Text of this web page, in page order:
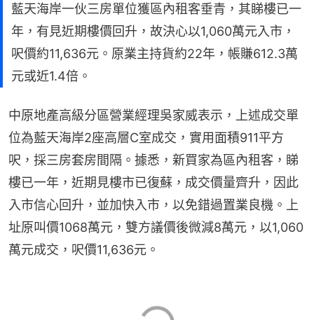
藍天海岸一伙三房單位獲區內租客垂青，其睇樓已一
年，有見近期樓價回升，故決心以1,060萬元入市，
呎價約11,636元。原業主持貨約22年，帳賺612.3萬
元或近1.4倍。
中原地產高級分區營業經理吳家威表示，上述成交單
位為藍天海岸2座高層C室成交，實用面積911平方
呎，採三房套房間隔。據悉，新買家為區內租客，睇
樓已一年，近期見樓市已復蘇，成交價量齊升，因此
入市信心回升，並加快入市，以免錯過置業良機。上
址原叫價1068萬元，雙方議價後微減8萬元，以1,060
萬元成交，呎價11,636元。